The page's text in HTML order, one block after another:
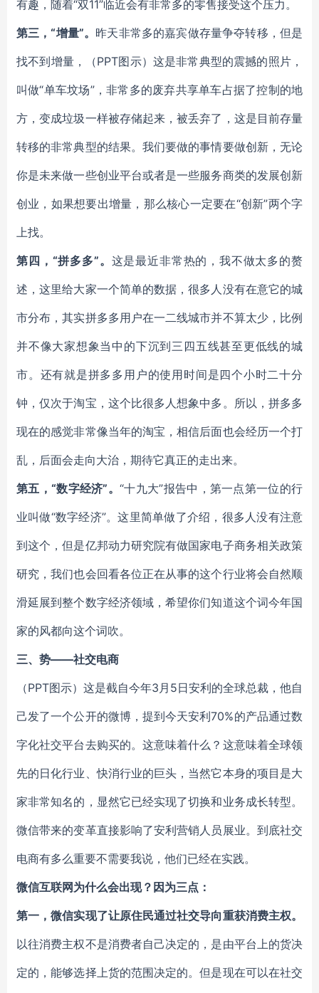
有趣，随着“双11”临近会有非常多的零售接受这个压力。
第三，“增量”。 昨天非常多的嘉宾做存量争夺转移，但是
找不到增量，（PPT图示）这是非常典型的震撼的照片，
叫做“单车坟场”，非常多的废弃共享单车占据了控制的地
方，变成垃圾一样被存储起来，被丢弃了，这是目前存量
转移的非常典型的结果。我们要做的事情要做创新，无论
你是未来做一些创业平台或者是一些服务商类的发展创新
创业，如果想要出增量，那么核心一定要在“创新”两个字
上找。
第四，“拼多多”。 这是最近非常热的，我不做太多的赘
述，这里给大家一个简单的数据，很多人没有在意它的城
市分布，其实拼多多用户在一二线城市并不算太少，比例
并不像大家想象当中的下沉到三四五线甚至更低线的城
市。还有就是拼多多用户的使用时间是四个小时二十分
钟，仅次于淘宝，这个比很多人想象中多。所以，拼多多
现在的感觉非常像当年的淘宝，相信后面也会经历一个打
乱，后面会走向大治，期待它真正的走出来。
第五，“数字经济”。“十九大”报告中，第一点第一位的行
业叫做“数字经济”。这里简单做了介绍，很多人没有注意
到这个，但是亿邦动力研究院有做国家电子商务相关政策
研究，我们也会回看各位正在从事的这个行业将会自然顺
滑延展到整个数字经济领域，希望你们知道这个词今年国
家的风都向这个词吹。
三、势——社交电商
（PPT图示）这是截自今年3月5日安利的全球总裁，他自
己发了一个公开的微博，提到今天安利70%的产品通过数
字化社交平台去购买的。这意味着什么？这意味着全球领
先的日化行业、快消行业的巨头，当然它本身的项目是大
家非常知名的，显然它已经实现了切换和业务成长转型。
微信带来的变革直接影响了安利营销人员展业。到底社交
电商有多么重要不需要我说，他们已经在实践。
微信互联网为什么会出现？因为三点：
第一，微信实现了让原住民通过社交导向重获消费主权。
以往消费主权不是消费者自己决定的，是由平台上的货决
定的，能够选择上货的范围决定的。但是现在可以在社交